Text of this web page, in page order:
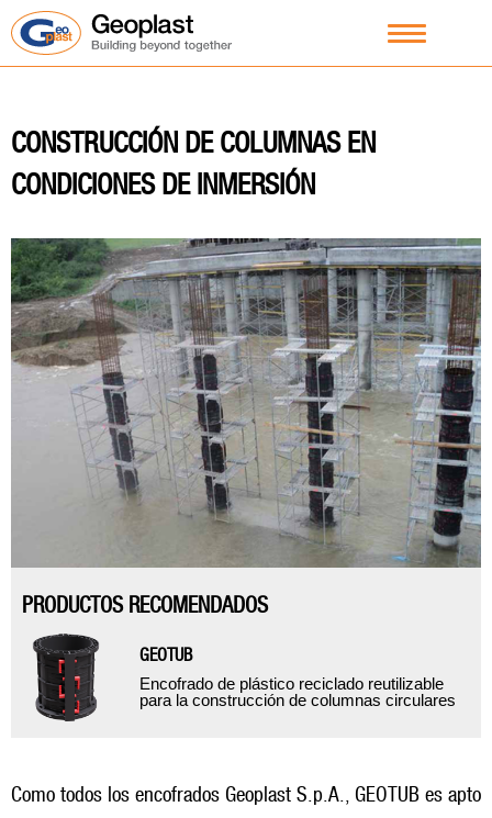
CONSTRUCCIÓN DE COLUMNAS EN
CONDICIONES DE INMERSIÓN
PRODUCTOS RECOMENDADOS
GEOTUB
Encofrado de plástico reciclado reutilizable
para la construcción de columnas circulares
Como todos los encofrados Geoplast S.p.A., GEOTUB es apto